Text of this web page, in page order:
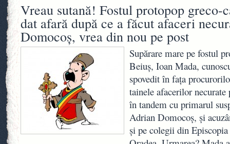
Vreau sutană! Fostul protopop greco-
dat afară după ce a făcut afaceri
Domocoş, vrea din nou pe post
Supărare mare pe fostul
Beiuş, Ioan Mada,
spovedit în faţa
tainele afacerilor necurate
în tandem cu primarul
Adrian Domocoş, şi
şi pe colegii din